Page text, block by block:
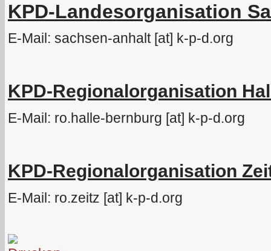
KPD-Landesorganisation
E-Mail: sachsen-anhalt [at] k-p-d.org
KPD-Regionalorganisation
E-Mail: ro.halle-bernburg [at] k-p-d.org
KPD-Regionalorganisation
E-Mail: ro.zeitz [at] k-p-d.org